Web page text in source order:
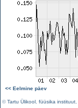
<< Eelmine päev
©Tartu Ülikool füüsika instituut